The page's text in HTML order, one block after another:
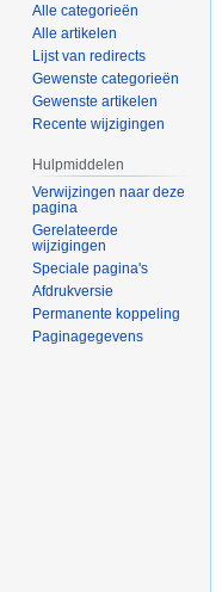
Alle categorieën
Alle artikelen
Lijst van redirects
Gewenste categorieën
Gewenste artikelen
Recente wijzigingen
Hulpmiddelen
Verwijzingen naar deze
pagina
Gerelateerde
wijzigingen
Speciale pagina's
Afdrukversie
Permanente koppeling
Paginagegevens